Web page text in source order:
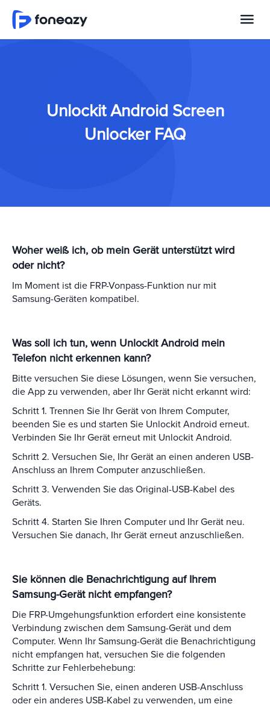
Unlockit Android Screen
Unlocker FAQ
Woher weiß ich, ob mein Gerät unterstützt wird
oder nicht?
Im Moment ist die FRP-Vonpass-Funktion nur mit
Samsung-Geräten kompatibel.
Was soll ich tun, wenn Unlockit Android mein
Telefon nicht erkennen kann?
Bitte versuchen Sie diese Lösungen, wenn Sie versuchen,
die App zu verwenden, aber Ihr Gerät nicht erkannt wird:
Schritt 1. Trennen Sie Ihr Gerät von Ihrem Computer,
beenden Sie es und starten Sie Unlockit Android erneut.
Verbinden Sie Ihr Gerät erneut mit Unlockit Android.
Schritt 2. Versuchen Sie, Ihr Gerät an einen anderen USB-
Anschluss an Ihrem Computer anzuschließen.
Schritt 3. Verwenden Sie das Original-USB-Kabel des
Geräts.
Schritt 4. Starten Sie Ihren Computer und Ihr Gerät neu.
Versuchen Sie danach, Ihr Gerät erneut anzuschließen.
Sie können die Benachrichtigung auf Ihrem
Samsung-Gerät nicht empfangen?
Die FRP-Umgehungsfunktion erfordert eine konsistente
Verbindung zwischen dem Samsung-Gerät und dem
Computer. Wenn Ihr Samsung-Gerät die Benachrichtigung
nicht empfangen hat, versuchen Sie die folgenden
Schritte zur Fehlerbehebung:
Schritt 1. Versuchen Sie, einen anderen USB-Anschluss
oder ein anderes USB-Kabel zu verwenden, um eine